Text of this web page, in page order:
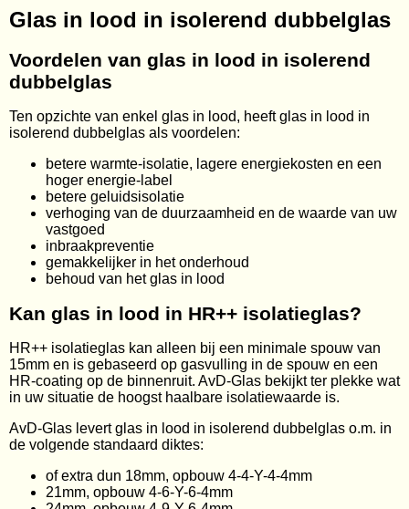
Glas in lood in isolerend dubbelglas
Voordelen van glas in lood in isolerend
dubbelglas
Ten opzichte van enkel glas in lood, heeft glas in lood in
isolerend dubbelglas als voordelen:
betere warmte-isolatie, lagere energiekosten en een
hoger energie-label
betere geluidsisolatie
verhoging van de duurzaamheid en de waarde van uw
vastgoed
inbraakpreventie
gemakkelijker in het onderhoud
behoud van het glas in lood
Kan glas in lood in HR++ isolatieglas?
HR++ isolatieglas kan alleen bij een minimale spouw van
15mm en is gebaseerd op gasvulling in de spouw en een
HR-coating op de binnenruit. AvD-Glas bekijkt ter plekke wat
in uw situatie de hoogst haalbare isolatiewaarde is.
AvD-Glas levert glas in lood in isolerend dubbelglas o.m. in
de volgende standaard diktes:
of extra dun 18mm, opbouw 4-4-Y-4-4mm
21mm, opbouw 4-6-Y-6-4mm